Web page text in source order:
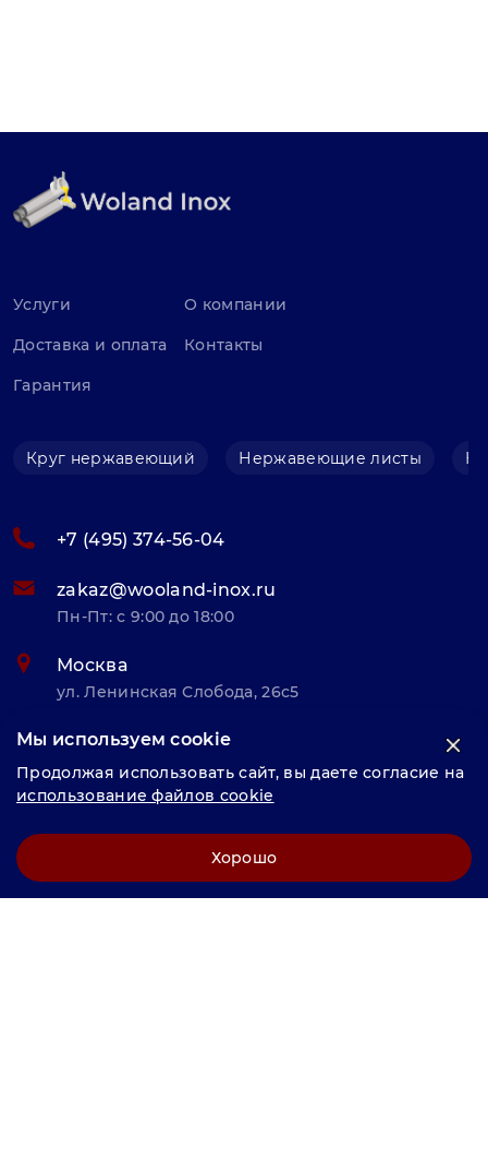
Услуги
Доставка и оплата
Гарантия
О компании
Контакты
Круг нержавеющий Нержавеющие листы
+7 (495) 374-56-04
zakaz@wooland-inox.ru
Пн-Пт: с 9:00 до 18:00
Москва
ул. Ленинская Слобода, 26с5
© «Велунд нержавейка» 2025, Разработка и комплексное
продвижение " LCAgency"
Мы используем cookie
Продолжая использовать сайт, вы даете согласие на
использование файлов cookie
Хорошо